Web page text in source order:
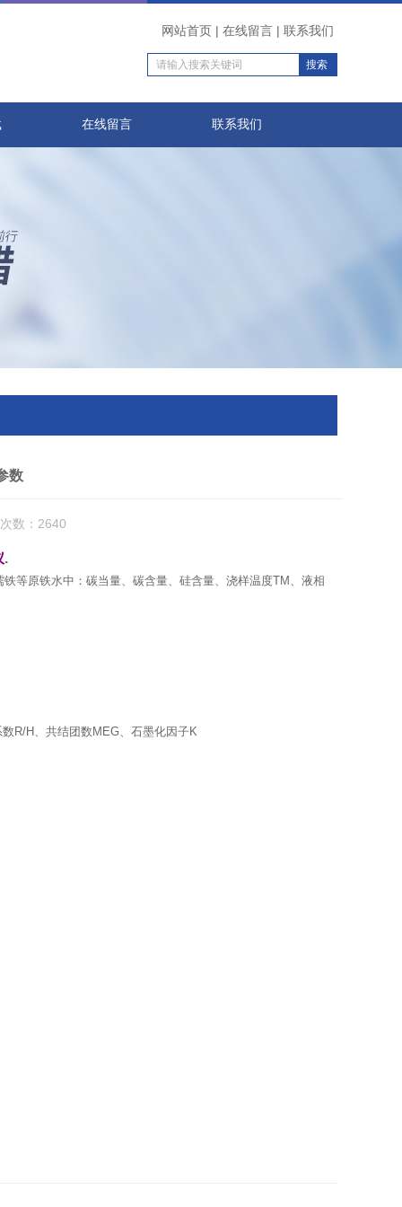
网站首页 | 在线留言 | 联系我们
在线留言 联系我们
数
数：2640
.
原铁水中：碳当量、碳含量、硅含量、浇样温度TM、液相
H、共结团数MEG、石墨化因子K